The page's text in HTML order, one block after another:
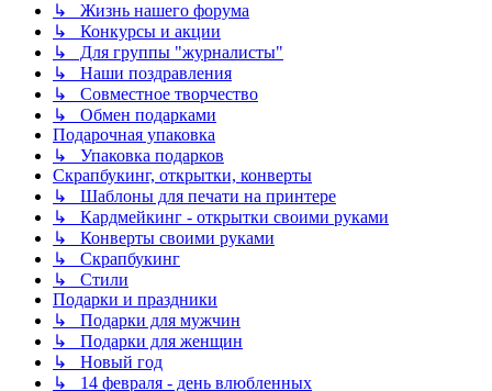
↳ Жизнь нашего форума
↳ Конкурсы и акции
↳ Для группы "журналисты"
↳ Наши поздравления
↳ Совместное творчество
↳ Обмен подарками
Подарочная упаковка
↳ Упаковка подарков
Скрапбукинг, открытки, конверты
↳ Шаблоны для печати на принтере
↳ Кардмейкинг - открытки своими руками
↳ Конверты своими руками
↳ Скрапбукинг
↳ Стили
Подарки и праздники
↳ Подарки для мужчин
↳ Подарки для женщин
↳ Новый год
↳ 14 февраля - день влюбленных